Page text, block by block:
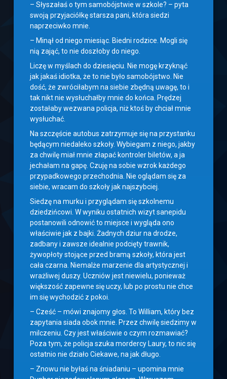
– Słyszałaś o tym samobójstwie w szkole? – pyta
swoją przyjaciółkę starsza pani, która siedzi
naprzeciwko mnie.
– Minął od niego miesiąc. Biedni rodzice. Mogli się
nią zająć, to nie doszłoby do niego.
Liczę w myślach do dziesięciu. Nie mogę krzyknąć
jak jakaś idiotka, że to nie było samobójstwo. Nie
dość, że zwróciłabym na siebie zbędną uwagę, to i
tak nikt nie wysłuchałby mnie do końca. Prędzej
zostałaby wezwana policja, niż ktoś by chciał mnie
wysłuchać.
Na szczęście autobus zatrzymuje się na przystanku
będącym niedaleko szkoły. Wybiegam z niego, jakby
za chwilę miał mnie złapać kontroler biletów, a ja
jechałam na gapę. Czuję na sobie wzrok każdego
przypadkowego przechodnia. Nie oglądam się za
siebie, wracam do szkoły jak najszybciej.
Siedzę na murku i przyglądam się szkolnemu
dziedzińcowi. W wyniku ostatnich wizyt sanepidu
postanowili odnowić to miejsce i wygląda ono
właściwie jak z bajki. Żadnych dziur na drodze,
zadbany i zawsze idealnie podcięty trawnik,
żywopłoty stojące przed bramą szkoły, która jest
cała czarna. Niemalże marzenie dla artystycznej i
wrażliwej duszy. Uczniów jest niewielu, ponieważ
większość zapewne się uczy, lub po prostu nie chce
im się wychodzić z pokoi.
– Cześć – mówi znajomy głos. To William, który bez
zapytania siada obok mnie. Przez chwilę siedzimy w
milczeniu. Czy jest właściwie o czym rozmawiać?
Poza tym, że policja szuka mordercy Laury, to nic się
ostatnio nie działo Ciekawe, na jak długo.
– Znowu nie byłaś na śniadaniu – upomina mnie